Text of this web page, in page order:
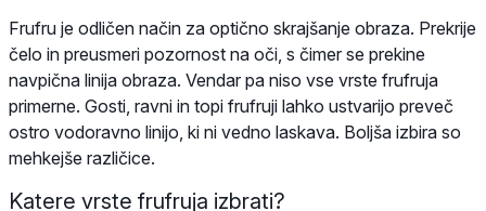
Frufru je odličen način za optično skrajšanje obraza. Prekrije
čelo in preusmeri pozornost na oči, s čimer se prekine
navpična linija obraza. Vendar pa niso vse vrste frufruja
primerne. Gosti, ravni in topi frufruji lahko ustvarijo preveč
ostro vodoravno linijo, ki ni vedno laskava. Boljša izbira so
mehkejše različice.
Katere vrste frufruja izbrati?